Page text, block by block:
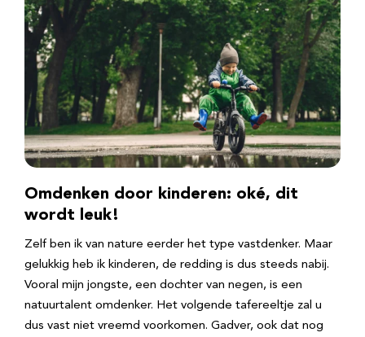
Omdenken door kinderen: oké, dit
wordt leuk!
Zelf ben ik van nature eerder het type vastdenker. Maar
gelukkig heb ik kinderen, de redding is dus steeds nabij.
Vooral mijn jongste, een dochter van negen, is een
natuurtalent omdenker. Het volgende tafereeltje zal u
dus vast niet vreemd voorkomen. Gadver, ook dat nog